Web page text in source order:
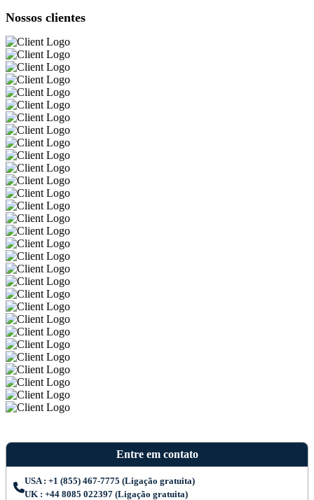
Nossos clientes
Entre em contato
USA : +1 (855) 467-7775 (Ligação gratuita)
UK : +44 8085 022397 (Ligação gratuita)